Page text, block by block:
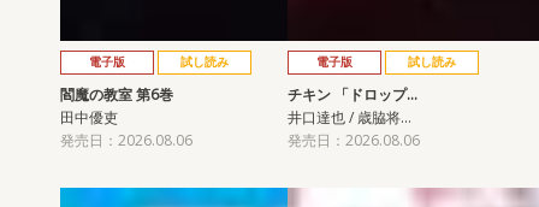
電子版 試し読み
閻魔の教室 第6巻
田中優吏
発売日：2026.08.06
電子版 試し読み
チキン 「ドロップ…
井口達也 / 歳脇将…
発売日：2026.08.06